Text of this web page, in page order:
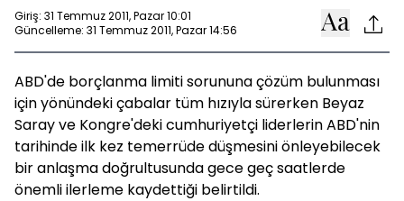
Giriş: 31 Temmuz 2011, Pazar 10:01
Güncelleme: 31 Temmuz 2011, Pazar 14:56
ABD'de borçlanma limiti sorununa çözüm bulunması
için yönündeki çabalar tüm hızıyla sürerken Beyaz
Saray ve Kongre'deki cumhuriyetçi liderlerin ABD'nin
tarihinde ilk kez temerrüde düşmesini önleyebilecek
bir anlaşma doğrultusunda gece geç saatlerde
önemli ilerleme kaydettiği belirtildi.